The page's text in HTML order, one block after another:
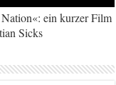
ein kurzer Film
Sicks